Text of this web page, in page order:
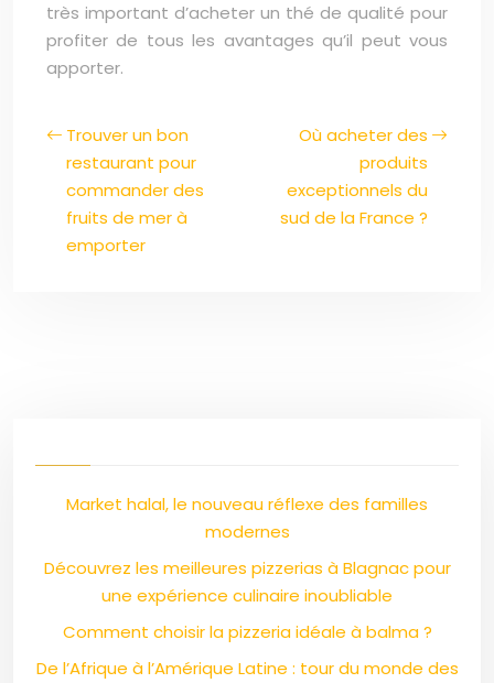
très important d’acheter un thé de qualité pour
profiter de tous les avantages qu’il peut vous
apporter.
Trouver un bon
restaurant pour
commander des
fruits de mer à
emporter
Où acheter des
produits
exceptionnels du
sud de la France ?
Market halal, le nouveau réflexe des familles
modernes
Découvrez les meilleures pizzerias à Blagnac pour
une expérience culinaire inoubliable
Comment choisir la pizzeria idéale à balma ?
De l’Afrique à l’Amérique Latine : tour du monde des